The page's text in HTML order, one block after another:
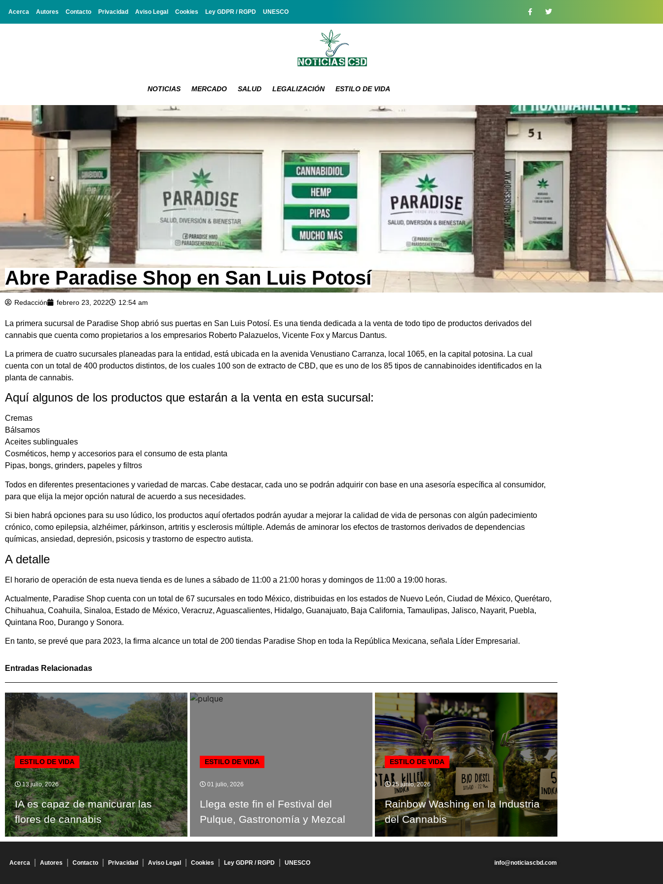
Acerca Autores Contacto Privacidad Aviso Legal Cookies Ley GDPR / RGPD UNESCO
NOTICIAS MERCADO SALUD LEGALIZACIÓN ESTILO DE VIDA
Abre Paradise Shop en San Luis Potosí
Redacción febrero 23, 2022 12:54 am
La primera sucursal de Paradise Shop abrió sus puertas en San Luis Potosí. Es una tienda dedicada a la venta de todo tipo de productos derivados del
cannabis que cuenta como propietarios a los empresarios Roberto Palazuelos, Vicente Fox y Marcus Dantus.
La primera de cuatro sucursales planeadas para la entidad, está ubicada en la avenida Venustiano Carranza, local 1065, en la capital potosina. La cual
cuenta con un total de 400 productos distintos, de los cuales 100 son de extracto de CBD, que es uno de los 85 tipos de cannabinoides identificados en la
planta de cannabis.
Aquí algunos de los productos que estarán a la venta en esta sucursal:
Cremas
Bálsamos
Aceites sublinguales
Cosméticos, hemp y accesorios para el consumo de esta planta
Pipas, bongs, grinders, papeles y filtros
Todos en diferentes presentaciones y variedad de marcas. Cabe destacar, cada uno se podrán adquirir con base en una asesoría específica al consumidor,
para que elija la mejor opción natural de acuerdo a sus necesidades.
Si bien habrá opciones para su uso lúdico, los productos aquí ofertados podrán ayudar a mejorar la calidad de vida de personas con algún padecimiento
crónico, como epilepsia, alzhéimer, párkinson, artritis y esclerosis múltiple. Además de aminorar los efectos de trastornos derivados de dependencias
químicas, ansiedad, depresión, psicosis y trastorno de espectro autista.
A detalle
El horario de operación de esta nueva tienda es de lunes a sábado de 11:00 a 21:00 horas y domingos de 11:00 a 19:00 horas.
Actualmente, Paradise Shop cuenta con un total de 67 sucursales en todo México, distribuidas en los estados de Nuevo León, Ciudad de México, Querétaro,
Chihuahua, Coahuila, Sinaloa, Estado de México, Veracruz, Aguascalientes, Hidalgo, Guanajuato, Baja California, Tamaulipas, Jalisco, Nayarit, Puebla,
Quintana Roo, Durango y Sonora.
En tanto, se prevé que para 2023, la firma alcance un total de 200 tiendas Paradise Shop en toda la República Mexicana, señala Líder Empresarial.
Entradas Relacionadas
ESTILO DE VIDA
13 julio, 2026
IA es capaz de manicurar las
flores de cannabis
ESTILO DE VIDA
01 julio, 2026
Llega este fin el Festival del
Pulque, Gastronomía y Mezcal
ESTILO DE VIDA
25 junio, 2026
Rainbow Washing en la Industria
del Cannabis
Acerca Autores Contacto Privacidad Aviso Legal Cookies Ley GDPR / RGPD UNESCO info@noticiascbd.com